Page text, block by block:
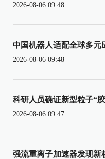
2026-08-06 09:48
中国机器人适配全球多元
2026-08-06 09:48
科研人员确证新型粒子“
2026-08-06 09:47
强流重离子加速器发现新